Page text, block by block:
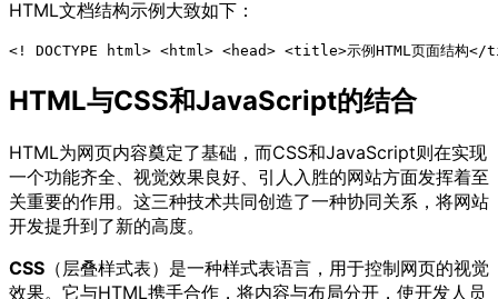
HTML文档结构示例大致如下：
HTML与CSS和JavaScript的结合
HTML为网页内容奠定了基础，而CSS和JavaScript则在实现
一个功能齐全、视觉效果良好、引人入胜的网站方面发挥着至
关重要的作用。这三种技术共同创造了一种协同关系，将网站
开发提升到了新的高度。
CSS （层叠样式表）是一种样式表语言，用于控制网页的视觉
效果。它与HTML携手合作，将内容与布局分开，使开发人员